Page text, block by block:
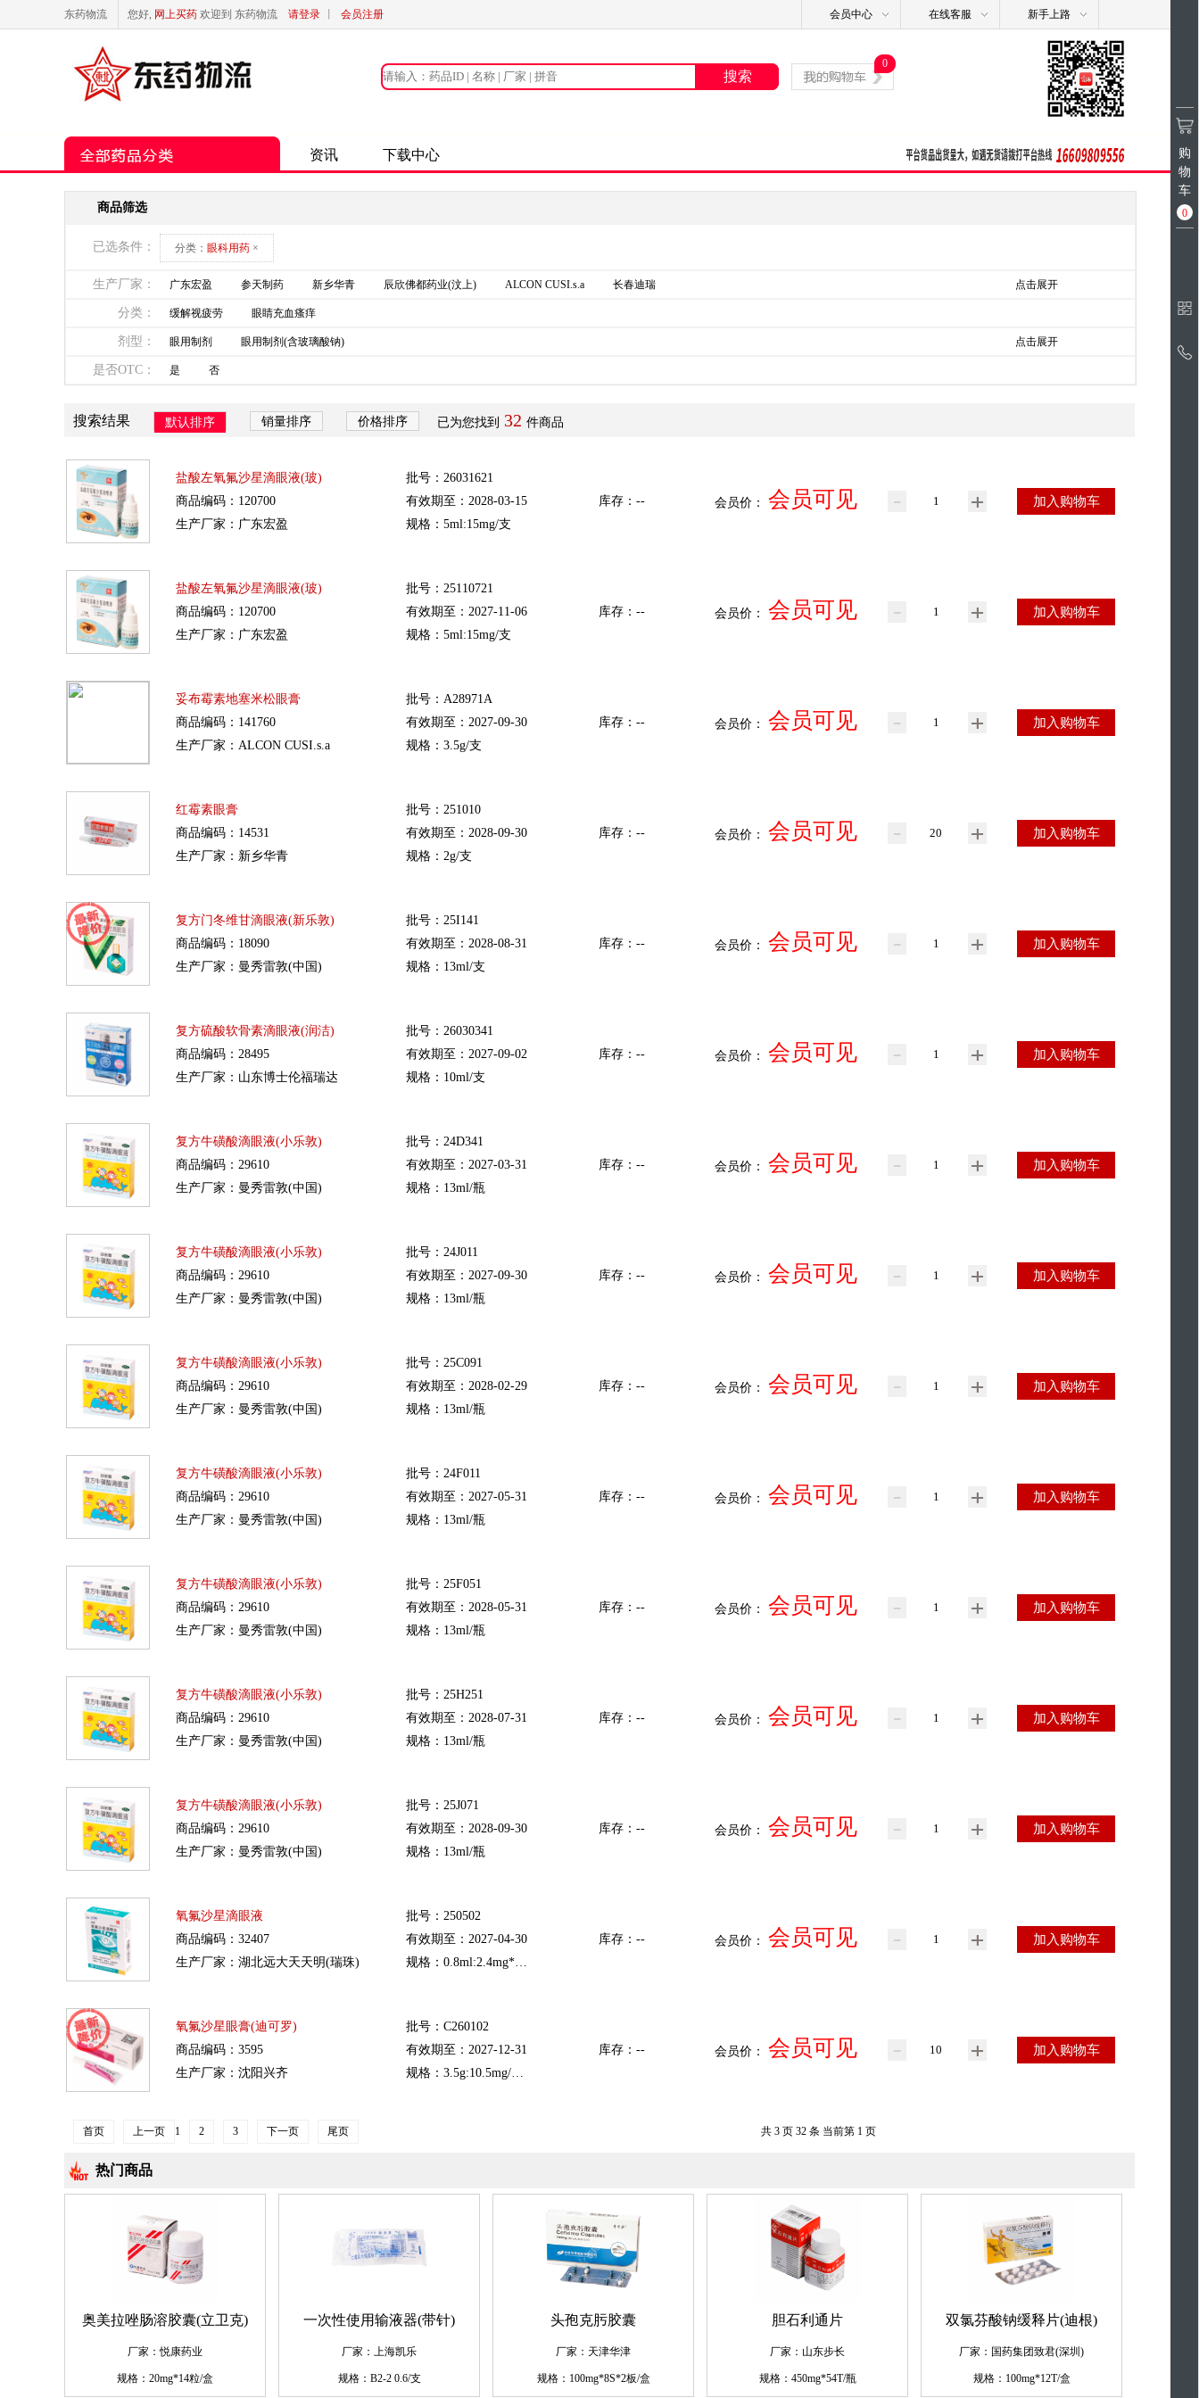
东药物流 您好, 网上买药 欢迎到 东药物流 请登录 会员注册 会员中心 在线客服 新手上路
0
资讯 下载中心
商品筛选
已选条件： 分类： 眼科用药 ×
生产厂家： 广东宏盈 参天制药 新乡华青 辰欣佛都药业(汶上) ALCON CUSI.s.a 长春迪瑞 点击展开
分类： 缓解视疲劳 眼睛充血瘙痒
剂型： 眼用制剂 眼用制剂(含玻璃酸钠) 点击展开
是否OTC： 是 否
搜索结果 默认排序 销量排序 价格排序 已为您找到 32 件商品
盐酸左氧氟沙星滴眼液(玻)
商品编码：120700
生产厂家：广东宏盈
批号：26031621
有效期至：2028-03-15
规格：5ml:15mg/支
库存：-- 会员价： 会员可见 加入购物车
盐酸左氧氟沙星滴眼液(玻)
商品编码：120700
生产厂家：广东宏盈
批号：25110721
有效期至：2027-11-06
规格：5ml:15mg/支
库存：-- 会员价： 会员可见 加入购物车
妥布霉素地塞米松眼膏
商品编码：141760
生产厂家：ALCON CUSI.s.a
批号：A28971A
有效期至：2027-09-30
规格：3.5g/支
库存：-- 会员价： 会员可见 加入购物车
红霉素眼膏
商品编码：14531
生产厂家：新乡华青
批号：251010
有效期至：2028-09-30
规格：2g/支
库存：-- 会员价： 会员可见 加入购物车
复方门冬维甘滴眼液(新乐敦)
商品编码：18090
生产厂家：曼秀雷敦(中国)
批号：25I141
有效期至：2028-08-31
规格：13ml/支
库存：-- 会员价： 会员可见 加入购物车
复方硫酸软骨素滴眼液(润洁)
商品编码：28495
生产厂家：山东博士伦福瑞达
批号：26030341
有效期至：2027-09-02
规格：10ml/支
库存：-- 会员价： 会员可见 加入购物车
复方牛磺酸滴眼液(小乐敦)
商品编码：29610
生产厂家：曼秀雷敦(中国)
批号：24D341
有效期至：2027-03-31
规格：13ml/瓶
库存：-- 会员价： 会员可见 加入购物车
复方牛磺酸滴眼液(小乐敦)
商品编码：29610
生产厂家：曼秀雷敦(中国)
批号：24J011
有效期至：2027-09-30
规格：13ml/瓶
库存：-- 会员价： 会员可见 加入购物车
复方牛磺酸滴眼液(小乐敦)
商品编码：29610
生产厂家：曼秀雷敦(中国)
批号：25C091
有效期至：2028-02-29
规格：13ml/瓶
库存：-- 会员价： 会员可见 加入购物车
复方牛磺酸滴眼液(小乐敦)
商品编码：29610
生产厂家：曼秀雷敦(中国)
批号：24F011
有效期至：2027-05-31
规格：13ml/瓶
库存：-- 会员价： 会员可见 加入购物车
复方牛磺酸滴眼液(小乐敦)
商品编码：29610
生产厂家：曼秀雷敦(中国)
批号：25F051
有效期至：2028-05-31
规格：13ml/瓶
库存：-- 会员价： 会员可见 加入购物车
复方牛磺酸滴眼液(小乐敦)
商品编码：29610
生产厂家：曼秀雷敦(中国)
批号：25H251
有效期至：2028-07-31
规格：13ml/瓶
库存：-- 会员价： 会员可见 加入购物车
复方牛磺酸滴眼液(小乐敦)
商品编码：29610
生产厂家：曼秀雷敦(中国)
批号：25J071
有效期至：2028-09-30
规格：13ml/瓶
库存：-- 会员价： 会员可见 加入购物车
氧氟沙星滴眼液
商品编码：32407
生产厂家：湖北远大天天明(瑞珠)
批号：250502
有效期至：2027-04-30
规格：0.8ml:2.4mg*…
库存：-- 会员价： 会员可见 加入购物车
氧氟沙星眼膏(迪可罗)
商品编码：3595
生产厂家：沈阳兴齐
批号：C260102
有效期至：2027-12-31
规格：3.5g:10.5mg/…
库存：-- 会员价： 会员可见 加入购物车
共 3 页 32 条 当前第 1 页
首页 上一页 1 2 3 下一页 尾页
热门商品
奥美拉唑肠溶胶囊(立卫克)
厂家：悦康药业
规格：20mg*14粒/盒
一次性使用输液器(带针)
厂家：上海凯乐
规格：B2-2 0.6/支
头孢克肟胶囊
厂家：天津华津
规格：100mg*8S*2板/盒
胆石利通片
厂家：山东步长
规格：450mg*54T/瓶
双氯芬酸钠缓释片(迪根)
厂家：国药集团致君(深圳)
规格：100mg*12T/盒
购
物
车
0